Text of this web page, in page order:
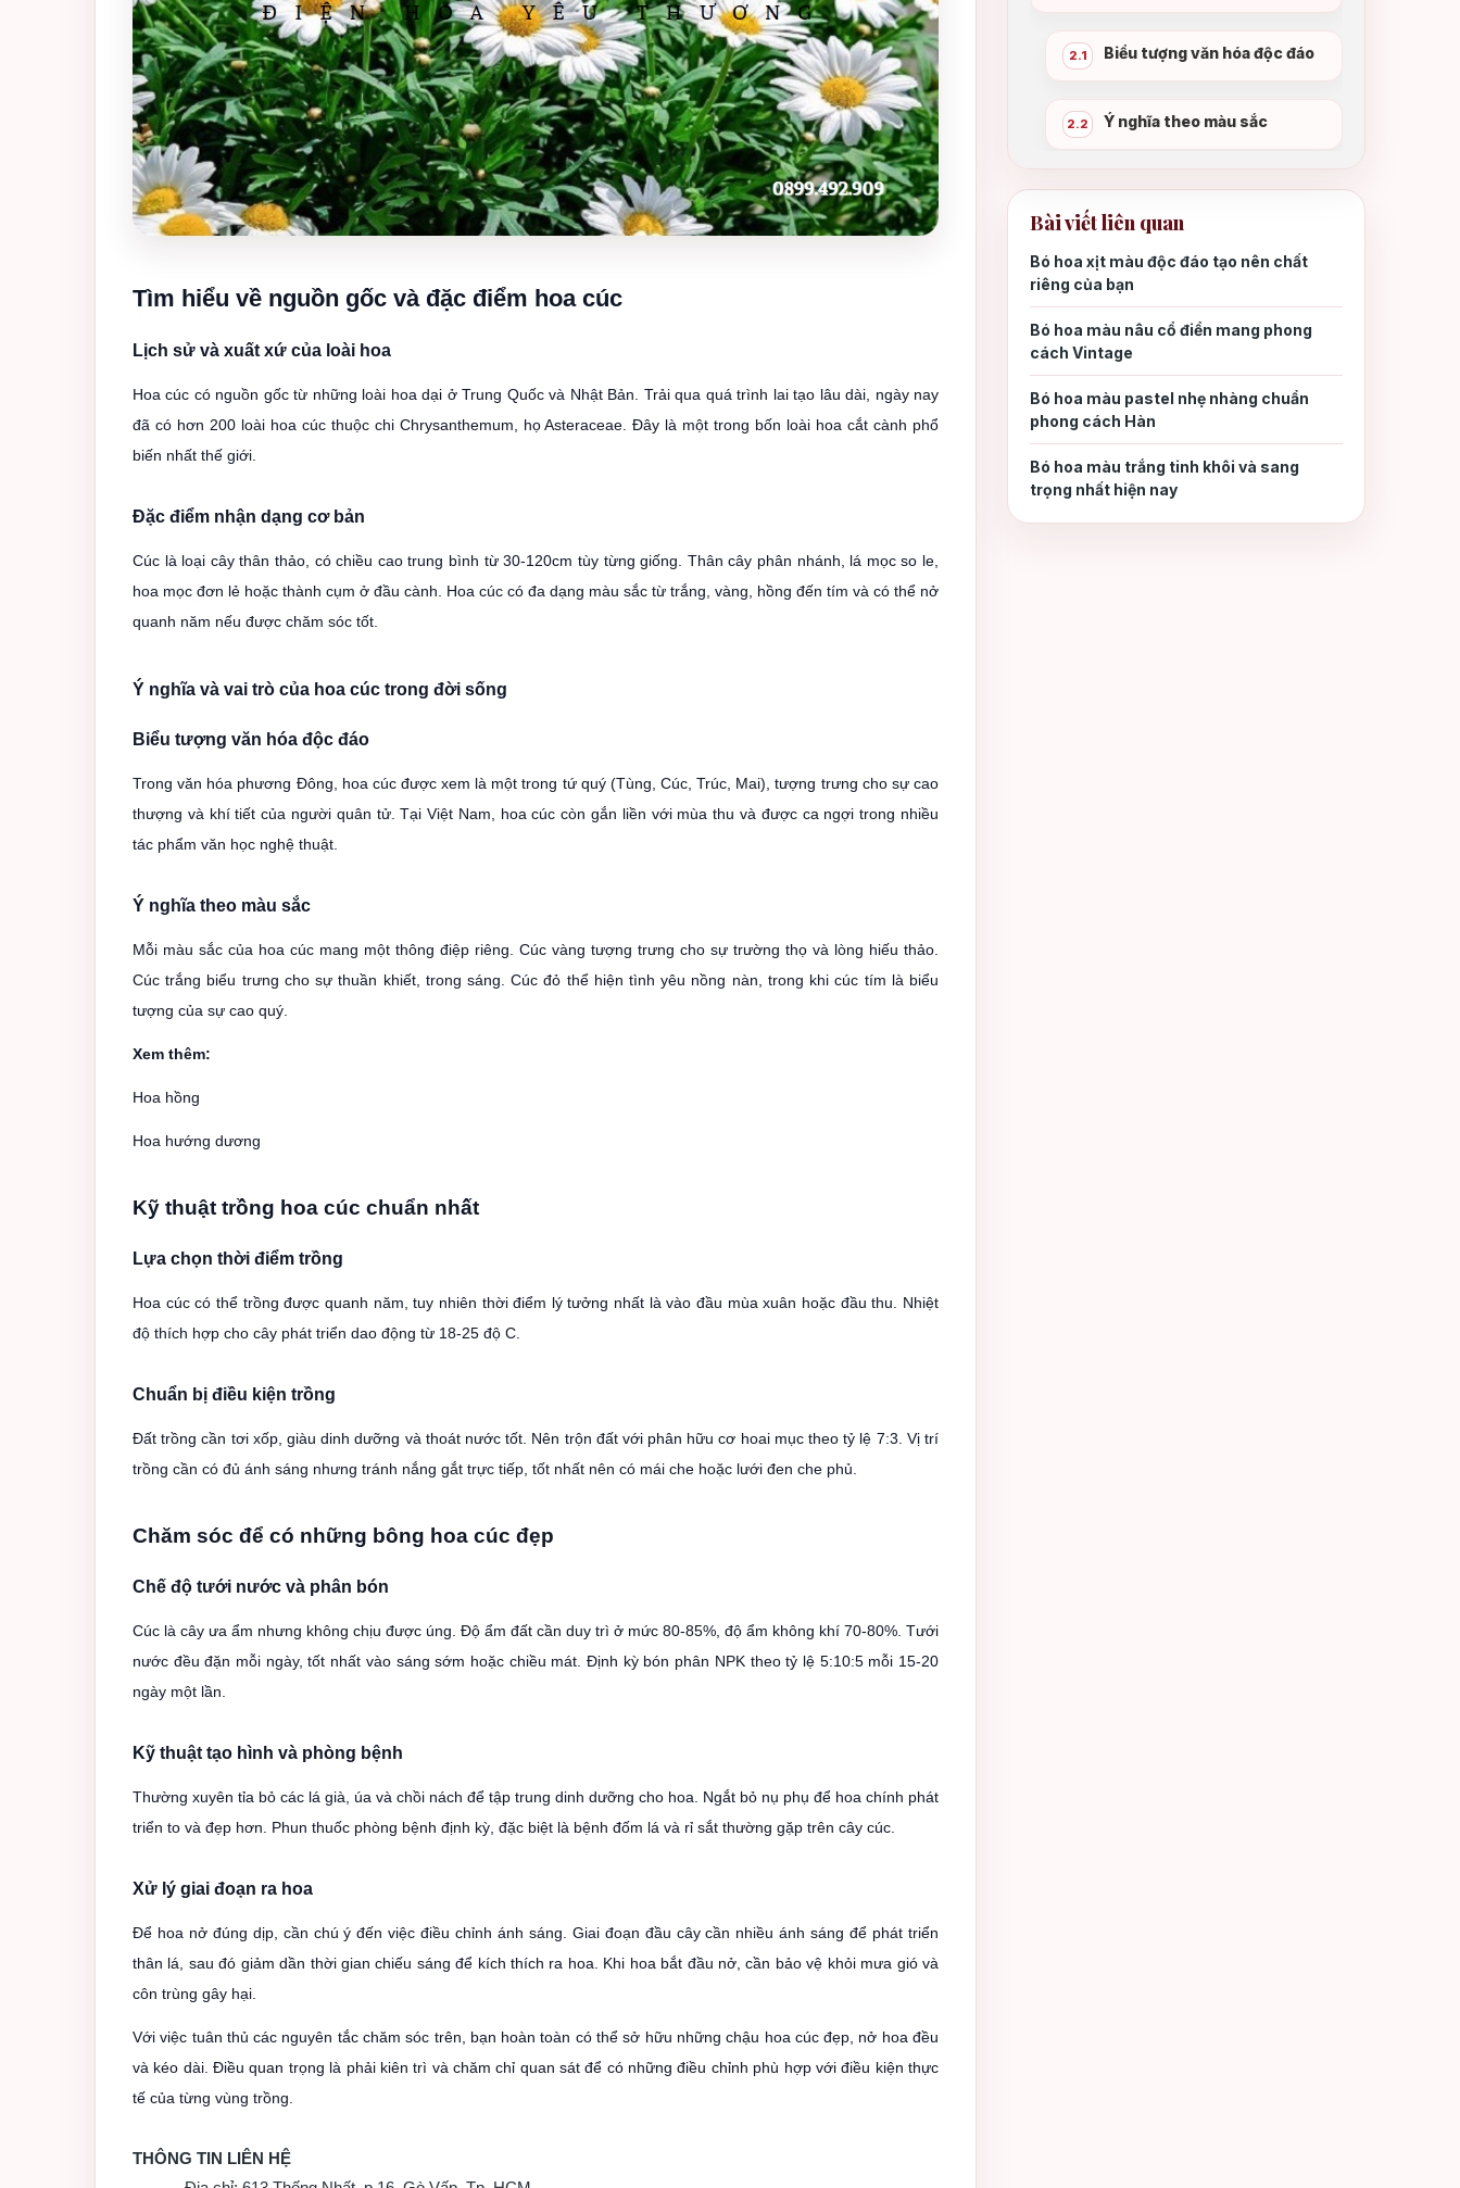
Tìm hiểu về nguồn gốc và đặc điểm hoa cúc
Lịch sử và xuất xứ của loài hoa
Hoa cúc có nguồn gốc từ những loài hoa dại ở Trung Quốc và Nhật Bản. Trải qua quá trình lai tạo lâu dài, ngày nay
đã có hơn 200 loài hoa cúc thuộc chi Chrysanthemum, họ Asteraceae. Đây là một trong bốn loài hoa cắt cành phổ
biến nhất thế giới.
Đặc điểm nhận dạng cơ bản
Cúc là loại cây thân thảo, có chiều cao trung bình từ 30-120cm tùy từng giống. Thân cây phân nhánh, lá mọc so le,
hoa mọc đơn lẻ hoặc thành cụm ở đầu cành. Hoa cúc có đa dạng màu sắc từ trắng, vàng, hồng đến tím và có thể nở
quanh năm nếu được chăm sóc tốt.
Ý nghĩa và vai trò của hoa cúc trong đời sống
Biểu tượng văn hóa độc đáo
Trong văn hóa phương Đông, hoa cúc được xem là một trong tứ quý (Tùng, Cúc, Trúc, Mai), tượng trưng cho sự cao
thượng và khí tiết của người quân tử. Tại Việt Nam, hoa cúc còn gắn liền với mùa thu và được ca ngợi trong nhiều
tác phẩm văn học nghệ thuật.
Ý nghĩa theo màu sắc
Mỗi màu sắc của hoa cúc mang một thông điệp riêng. Cúc vàng tượng trưng cho sự trường thọ và lòng hiếu thảo.
Cúc trắng biểu trưng cho sự thuần khiết, trong sáng. Cúc đỏ thể hiện tình yêu nồng nàn, trong khi cúc tím là biểu
tượng của sự cao quý.
Xem thêm:
Hoa hồng
Hoa hướng dương
Kỹ thuật trồng hoa cúc chuẩn nhất
Lựa chọn thời điểm trồng
Hoa cúc có thể trồng được quanh năm, tuy nhiên thời điểm lý tưởng nhất là vào đầu mùa xuân hoặc đầu thu. Nhiệt
độ thích hợp cho cây phát triển dao động từ 18-25 độ C.
Chuẩn bị điều kiện trồng
Đất trồng cần tơi xốp, giàu dinh dưỡng và thoát nước tốt. Nên trộn đất với phân hữu cơ hoai mục theo tỷ lệ 7:3. Vị trí
trồng cần có đủ ánh sáng nhưng tránh nắng gắt trực tiếp, tốt nhất nên có mái che hoặc lưới đen che phủ.
Chăm sóc để có những bông hoa cúc đẹp
Chế độ tưới nước và phân bón
Cúc là cây ưa ẩm nhưng không chịu được úng. Độ ẩm đất cần duy trì ở mức 80-85%, độ ẩm không khí 70-80%. Tưới
nước đều đặn mỗi ngày, tốt nhất vào sáng sớm hoặc chiều mát. Định kỳ bón phân NPK theo tỷ lệ 5:10:5 mỗi 15-20
ngày một lần.
Kỹ thuật tạo hình và phòng bệnh
Thường xuyên tỉa bỏ các lá già, úa và chồi nách để tập trung dinh dưỡng cho hoa. Ngắt bỏ nụ phụ để hoa chính phát
triển to và đẹp hơn. Phun thuốc phòng bệnh định kỳ, đặc biệt là bệnh đốm lá và rỉ sắt thường gặp trên cây cúc.
Xử lý giai đoạn ra hoa
Để hoa nở đúng dịp, cần chú ý đến việc điều chỉnh ánh sáng. Giai đoạn đầu cây cần nhiều ánh sáng để phát triển
thân lá, sau đó giảm dần thời gian chiếu sáng để kích thích ra hoa. Khi hoa bắt đầu nở, cần bảo vệ khỏi mưa gió và
côn trùng gây hại.
Với việc tuân thủ các nguyên tắc chăm sóc trên, bạn hoàn toàn có thể sở hữu những chậu hoa cúc đẹp, nở hoa đều
và kéo dài. Điều quan trọng là phải kiên trì và chăm chỉ quan sát để có những điều chỉnh phù hợp với điều kiện thực
tế của từng vùng trồng.
THÔNG TIN LIÊN HỆ
2.1 Biểu tượng văn hóa độc đáo
2.2 Ý nghĩa theo màu sắc
3.
Kỹ thuật trồng hoa cúc
chuẩn nhất
3.1 Lựa chọn thời điểm trồng
3.2 Chuẩn bị điều kiện trồng
4.
Chăm sóc để có những
bông hoa cúc đẹp
Bài viết liên quan
Bó hoa xịt màu độc đáo tạo nên chất
riêng của bạn
Bó hoa màu nâu cổ điển mang phong
cách Vintage
Bó hoa màu pastel nhẹ nhàng chuẩn
phong cách Hàn
Bó hoa màu trắng tinh khôi và sang
trọng nhất hiện nay